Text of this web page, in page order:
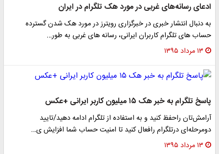
ادعای رسانه‌های غربی در مورد هک تلگرام در ایران
به دنبال انتشار خبری در خبرگزاری رویترز در مورد هک شدن گسترده
حساب های تلگرام کاربران ایرانی، رسانه های غربی به طور…
۱۳ مرداد ۱۳۹۵
پاسخ تلگرام به خبر هک ۱۵ میلیون کاربر ایرانی +عکس
آرامش‌تان راحفظ کنید و به استفاده از تلگرام ادامه دهید/تایید
دومرحله‌ای درتلگرام رافعال کنید تا امنیت حساب شما افزایش ی…
۱۳ مرداد ۱۳۹۵